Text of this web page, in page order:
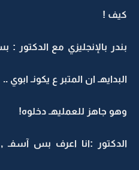
كيف !
بندر بالإنجليزي مع الدكتور
البدايهـ ان المتبر ع يكونـ ابوي ..
وهو جاهز للعمليهـ دخلوه!
الدكتور :انا اعرف بس